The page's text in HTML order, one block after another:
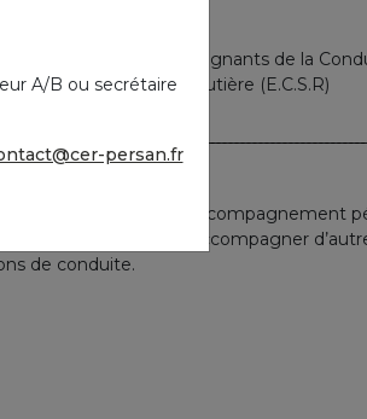
la Profession d’Enseignants de la
et de la Sécurité Routière (E.C.S.R)
élève par véhicule, un accompagnement
les élèves désireux d’accompagner
de conduite.
A/B ou secrétaire
persan.fr